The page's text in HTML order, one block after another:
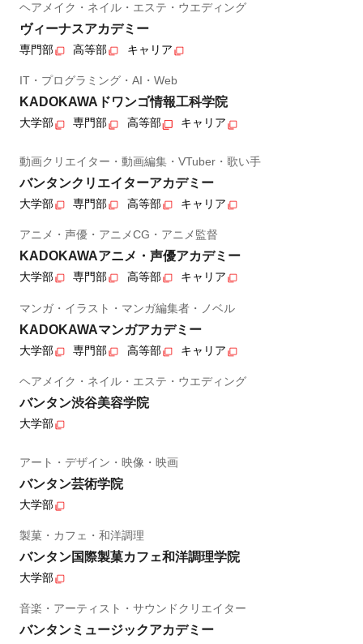
ヘアメイク・ネイル・エステ・ウエディング
ヴィーナスアカデミー
専門部 高等部 キャリア
IT・プログラミング・AI・Web
KADOKAWAドワンゴ情報工科学院
大学部 専門部 高等部 キャリア
動画クリエイター・動画編集・VTuber・歌い手
バンタンクリエイターアカデミー
大学部 専門部 高等部 キャリア
アニメ・声優・アニメCG・アニメ監督
KADOKAWAアニメ・声優アカデミー
大学部 専門部 高等部 キャリア
マンガ・イラスト・マンガ編集者・ノベル
KADOKAWAマンガアカデミー
大学部 専門部 高等部 キャリア
ヘアメイク・ネイル・エステ・ウエディング
バンタン渋谷美容学院
大学部
アート・デザイン・映像・映画
バンタン芸術学院
大学部
製菓・カフェ・和洋調理
バンタン国際製菓カフェ和洋調理学院
大学部
音楽・アーティスト・サウンドクリエイター
バンタンミュージックアカデミー